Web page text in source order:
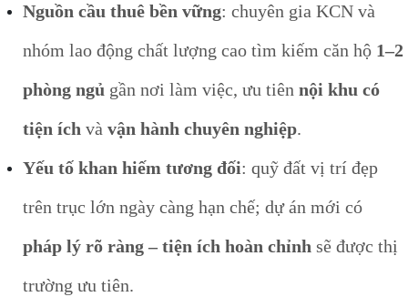
Nguồn cầu thuê bền vững: chuyên gia KCN và
nhóm lao động chất lượng cao tìm kiếm căn hộ 1–2
phòng ngủ gần nơi làm việc, ưu tiên nội khu có
tiện ích và vận hành chuyên nghiệp.
Yếu tố khan hiếm tương đối: quỹ đất vị trí đẹp
trên trục lớn ngày càng hạn chế; dự án mới có
pháp lý rõ ràng – tiện ích hoàn chỉnh sẽ được thị
trường ưu tiên.